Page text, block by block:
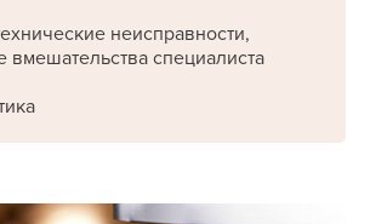
неисправности,
специалиста